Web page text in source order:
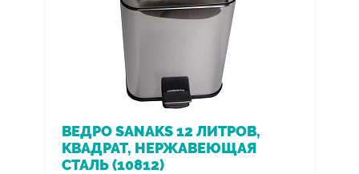
ВЕДРО SANAKS 12 ЛИТРОВ,
КВАДРАТ, НЕРЖАВЕЮЩАЯ
СТАЛЬ (10812)